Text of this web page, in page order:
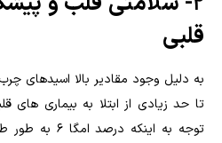
قلبی
تا حد زیادی از ابتلا به بیماری های